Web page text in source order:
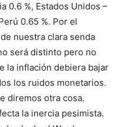
0.6 %, Estados Unidos –
0.65 %. Por el
nuestra clara senda
será distinto pero no
la inflación debiera bajar
los ruidos monetarios.
diremos otra cosa.
la inercia pesimista.